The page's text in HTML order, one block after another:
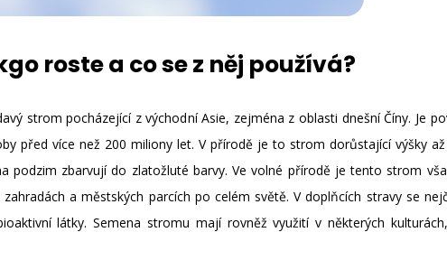
roste a co se z něj používá?
strom pocházející z východní Asie, zejména z oblasti dnešní Číny. Je
před více než 200 miliony let. V přírodě je to strom dorůstající výšky
podzim zbarvují do zlatožluté barvy. Ve volné přírodě je tento strom
a městských parcích po celém světě. V doplňcích stravy se
látky. Semena stromu mají rovněž využití v některých